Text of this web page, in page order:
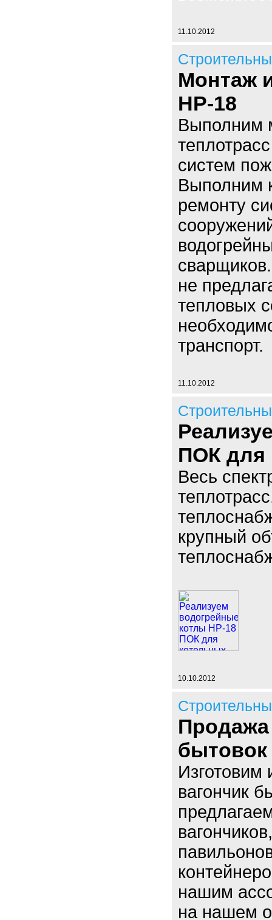
11.10.2012
Монтаж
НР-18
Выполним
систем
Выполним
ремонту
не
тепловых
транспорт.
11.10.2012
ПОК для
Весь
крупный
10.10.2012
Продажа
бытовок
вагончик
нашим
на нашем